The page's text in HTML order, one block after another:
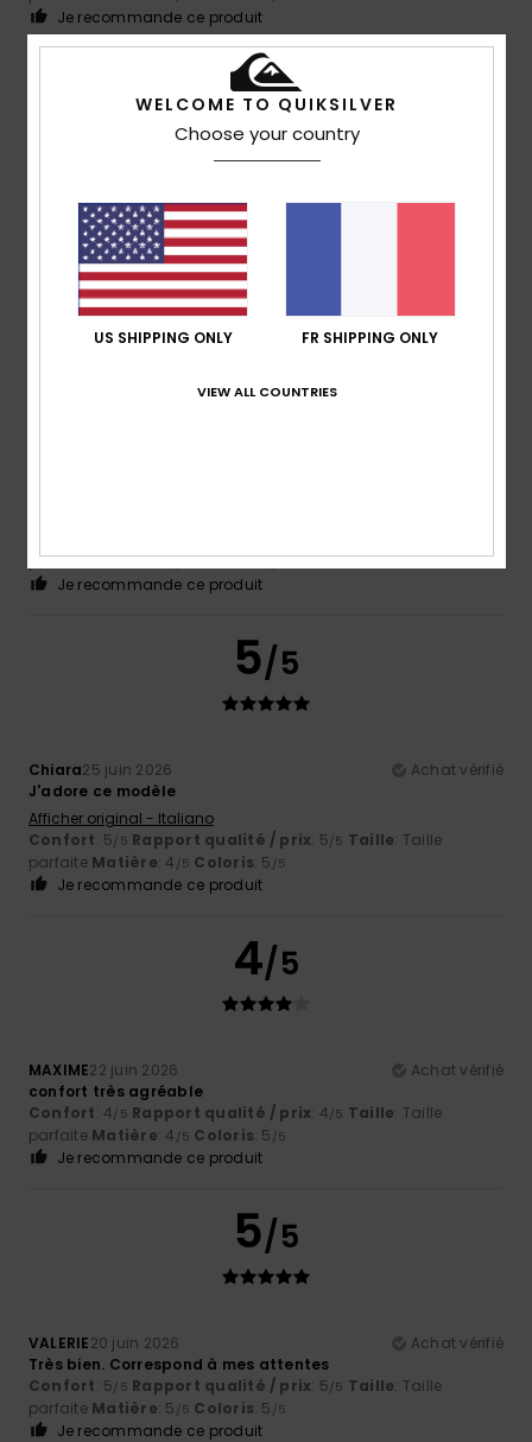
Je recommande ce produit
4/5
Nicolas8 juillet 2026
Achat vérifié
Moins confortable que les Rivi Slide, mais bien quand même
Confort: 4/5 Rapport qualité / prix
parfaiteMatière: 4/5 Coloris
Je recommande ce produit
5/5
parfaiteMatière: 5 Coloris: 5
Je recommande ce produit
5/5
Chiara25 juin 2026
Achat vérifié
J'adore ce modèle
Afficher original - Italiano
Confort: 5/5 Rapport qualité / prix: 5/5 Taille: Taille
parfaite Matière: 4 /5 Coloris: 5 /5
Je recommande ce produit
4/5
MAXIME22 juin 2026
Achat vérifié
confort très agréable
Confort: 4/5 Rapport qualité / prix: 4/5 Taille: Taille
parfaite Matière: 4 /5 Coloris: 5 /5
Je recommande ce produit
5/5
VALERIE20 juin 2026
Achat vérifié
Très bien. Correspond à mes attentes
Confort: 5/5 Rapport qualité / prix: 5/5 Taille: Taille
parfaite Matière: 5 /5 Coloris: 5 /5
Je recommande ce produit
WELCOME TO QUIKSILVER
Choose your country
US SHIPPING ONLY FR SHIPPING ONLY
VIEW ALL COUNTRIES